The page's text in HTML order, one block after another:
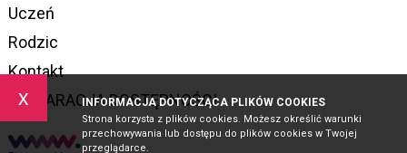
x INFORMACJA DOTYCZĄCA PLIKÓW COOKIES
Strona korzysta z plików cookies. Możesz określić warunki
przechowywania lub dostępu do plików cookies w Twojej
przeglądarce.
Uczeń
Rodzic
Kontakt
DEKLARACJA DOSTĘPNOŚCI